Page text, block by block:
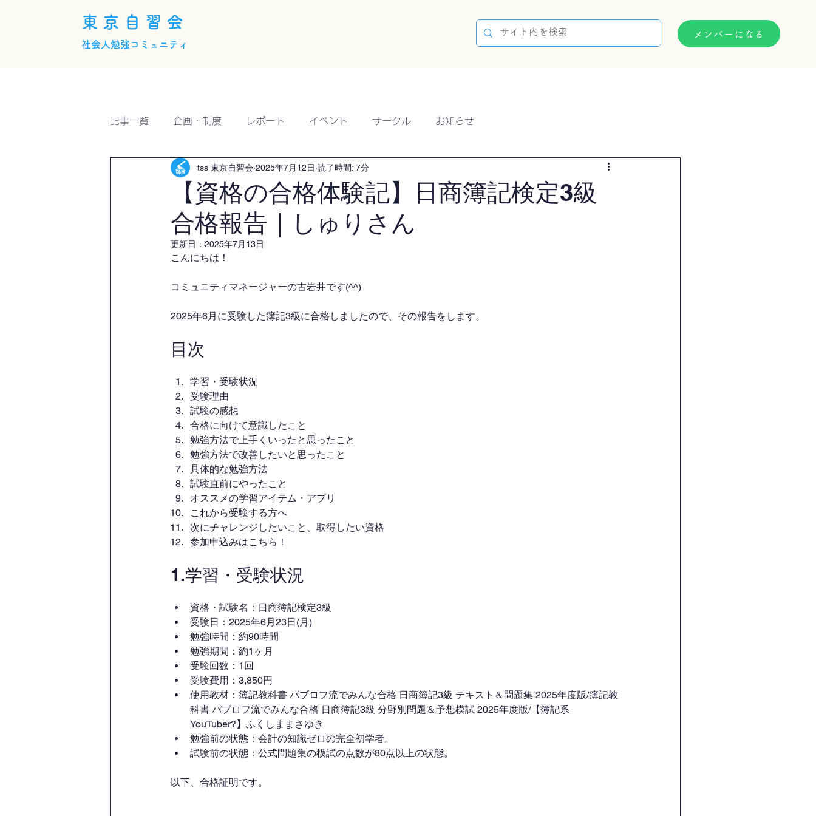
東京自習会
社会人勉強コミュニティ
メンバーになる
記事一覧 企画・制度 レポート イベント サークル お知らせ
【資格の合格体験記】日商簿記検定3級
合格報告｜しゅりさん
tss 東京自習会 2025年7月12日 読了時間: 7分
更新日： 2025年7月13日
こんにちは！
コミュニティマネージャーの古岩井です(^^)
2025年6月に受験した簿記3級に合格しましたので、その報告をします。
目次
学習・受験状況
受験理由
試験の感想
合格に向けて意識したこと
勉強方法で上手くいったと思ったこと
勉強方法で改善したいと思ったこと
具体的な勉強方法
試験直前にやったこと
オススメの学習アイテム・アプリ
これから受験する方へ
次にチャレンジしたいこと、取得したい資格
参加申込みはこちら！
1.学習・受験状況
資格・試験名：日商簿記検定3級
受験日：2025年6月23日(月)
勉強時間：約90時間
勉強期間：約1ヶ月
受験回数：1回
受験費用：3,850円
使用教材：簿記教科書 パブロフ流でみんな合格 日商簿記3級 テキスト＆問題集 2025年度版/簿記教
科書 パブロフ流でみんな合格 日商簿記3級 分野別問題＆予想模試 2025年度版/【簿記系
YouTuber?】ふくしままさゆき
勉強前の状態：会計の知識ゼロの完全初学者。
試験前の状態：公式問題集の模試の点数が80点以上の状態。
以下、合格証明です。